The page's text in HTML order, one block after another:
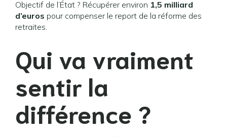
Objectif de l’État ? Récupérer environ 1,5 milliard
d’euros pour compenser le report de la réforme des
retraites.
Qui va vraiment
sentir la
différence ?